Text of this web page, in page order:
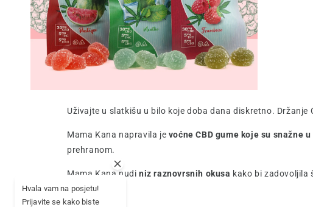
Uživajte u slatkišu u bilo koje doba dana diskretno.
Mama Kana napravila je voćne CBD gume koje su snažne
prehranom.
Mama Kana nudi niz raznovrsnih okusa kako bi zadovoljila
stranici.
Hvala vam na posjetu!
Prijavite se kako biste